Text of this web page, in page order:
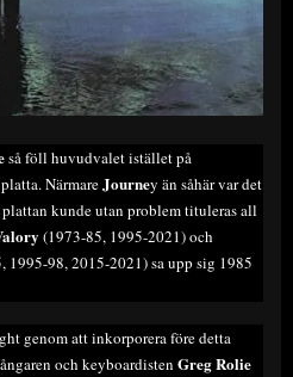
så föll huvudvalet istället på
NärmareJourney än såhär var det
kunde utan problem tituleras all
(1973-85, 1995-2021) och
1995-98, 2015-2021) sa upp sig 1985
genom att inkorporera före detta
och keyboardisten Greg Rolie